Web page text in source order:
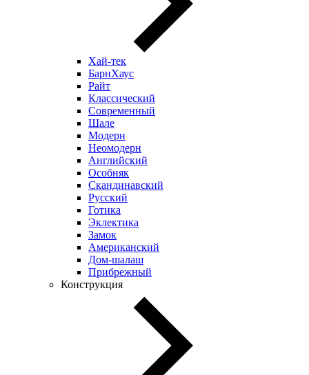
Хай-тек
БарнХаус
Райт
Классический
Современный
Шале
Модерн
Неомодерн
Английский
Особняк
Скандинавский
Русский
Готика
Эклектика
Замок
Американский
Дом-шалаш
Прибрежный
Конструкция